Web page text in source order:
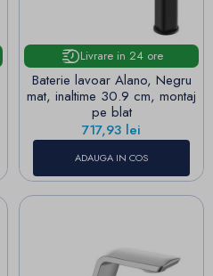
Livrare in 24 ore
Baterie lavoar Alano, Negru
mat, inaltime 30.9 cm, montaj
pe blat
Pret
717,93 lei
ADAUGA IN COS